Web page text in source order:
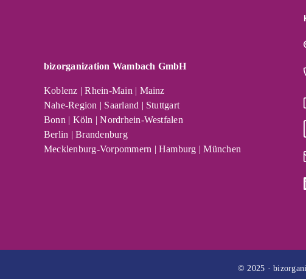
bizorganization Wambach GmbH
Koblenz | Rhein-Main | Mainz
Nahe-Region | Saarland | Stuttgart
Bonn | Köln | Nordrhein-Westfalen
Berlin | Brandenburg
Mecklenburg-Vorpommern | Hamburg | München
© 2025 ·